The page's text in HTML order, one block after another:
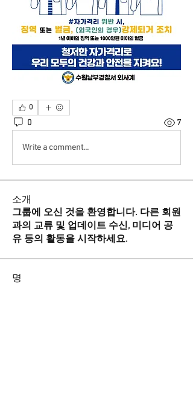
0
0 7
Write a comment...
소개
그룹에 오신 것을 환영합니다. 다른 회원
과의 교류 및 업데이트 수신, 미디어 공
유 등의 활동을 시작하세요.
명